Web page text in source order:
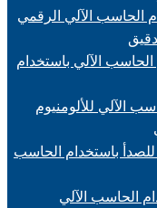
الحاسب الآلي الرقمي
الحاسب الآلي باستخدام
الآلي للألومنيوم
للصدأ باستخدام الحاسب
الحاسب الآلي